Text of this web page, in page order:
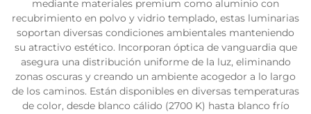
mediante materiales premium como aluminio con
recubrimiento en polvo y vidrio templado, estas luminarias
soportan diversas condiciones ambientales manteniendo
su atractivo estético. Incorporan óptica de vanguardia que
asegura una distribución uniforme de la luz, eliminando
zonas oscuras y creando un ambiente acogedor a lo largo
de los caminos. Están disponibles en diversas temperaturas
de color, desde blanco cálido (2700 K) hasta blanco frío